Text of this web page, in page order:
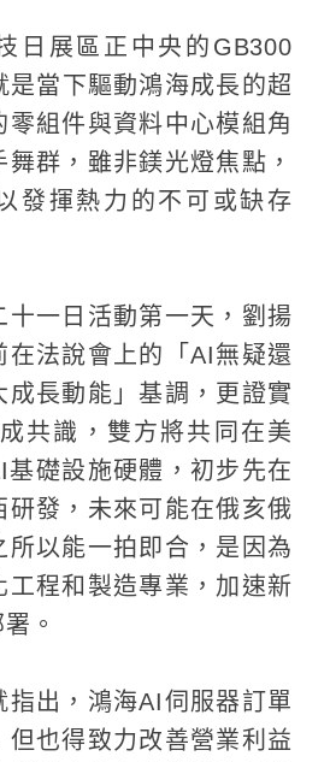
日展區正中央的GB300
是當下驅動鴻海成長的超
零組件與資料中心模組角
群，雖非鎂光燈焦點，
發揮熱力的不可或缺存
十一日活動第一天，劉揚
在法說會上的「AI無疑還
成長動能」基調，更證實
共識，雙方將共同在美
基礎設施硬體，初步先在
研發，未來可能在俄亥俄
所以能一拍即合，是因為
工程和製造專業，加速新
。
指出，鴻海AI伺服器訂單
但也得致力改善營業利益